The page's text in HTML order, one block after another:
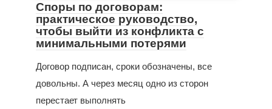
Споры по договорам:
практическое руководство,
чтобы выйти из конфликта с
минимальными потерями
Договор подписан, сроки обозначены, все
довольны. А через месяц одно из сторон
перестает выполнять